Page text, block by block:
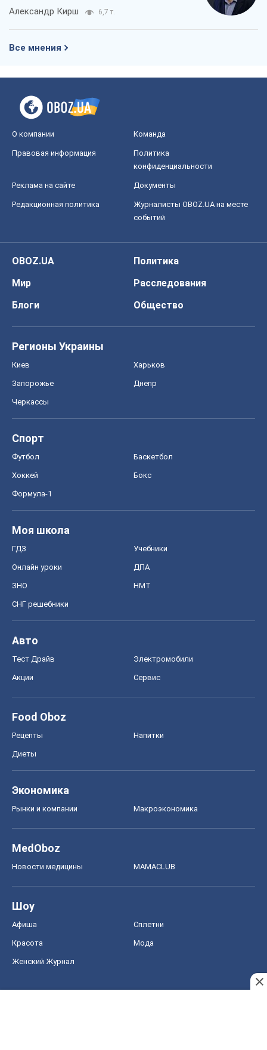
Александр Кирш 6,7 т.
Все мнения
О компании Команда
Правовая информация
Политика
конфиденциальности
Реклама на сайте Документы
Редакционная политика
Журналисты OBOZ.UA на месте
событий
OBOZ.UA
Политика
Мир
Расследования
Блоги
Общество
Регионы Украины
Киев Харьков
Запорожье Днепр
Черкассы
Спорт
Футбол Баскетбол
Хоккей Бокс
Формула-1
Моя школа
ГДЗ Учебники
Онлайн уроки ДПА
ЗНО НМТ
СНГ решебники
Авто
Тест Драйв Электромобили
Акции Сервис
Food Oboz
Рецепты Напитки
Диеты
Экономика
Рынки и компании Mакроэкономика
MedOboz
Новости медицины MAMACLUB
Шоу
Афиша Сплетни
Красота Мода
Женский Журнал